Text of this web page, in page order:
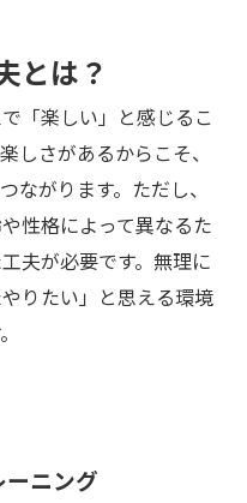
とは？
「楽しい」と感じるこ
しさがあるからこそ、
ながります。ただし、
性格によって異なるた
夫が必要です。無理に
りたい」と思える環境
ニング